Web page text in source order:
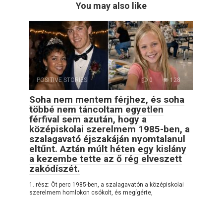
You may also like
POSITIVE STORIES 0 128
Soha nem mentem férjhez, és soha
többé nem táncoltam egyetlen
férfival sem azután, hogy a
középiskolai szerelmem 1985-ben, a
szalagavató éjszakáján nyomtalanul
eltűnt. Aztán múlt héten egy kislány
a kezembe tette az ő rég elveszett
zakódíszét.
1. rész: Öt perc 1985-ben, a szalagavatón a középiskolai
szerelmem homlokon csókolt, és megígérte,